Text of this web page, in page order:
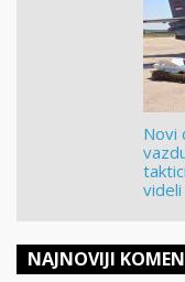
Novi
NAJNOVIJI